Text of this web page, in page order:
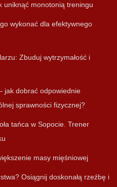
uniknąć monotonią treningu
wykonać dla efektywnego
Zbuduj wytrzymałość i
jak dobrać odpowiednie
sprawności fizycznej?
tańca w Sopocie. Trener
masy mięśniowej
Osiągnij doskonałą rzeźbę i